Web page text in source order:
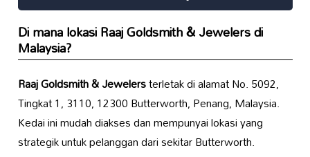
Di mana lokasiRaaj Goldsmith & Jewelersdi
Malaysia?
Raaj Goldsmith & Jewelersterletak di alamat No. 5092,
Tingkat 1, 3110, 12300 Butterworth, Penang, Malaysia.
Kedai ini mudah diakses dan mempunyai lokasi yang
strategik untuk pelanggan dari sekitar Butterworth.